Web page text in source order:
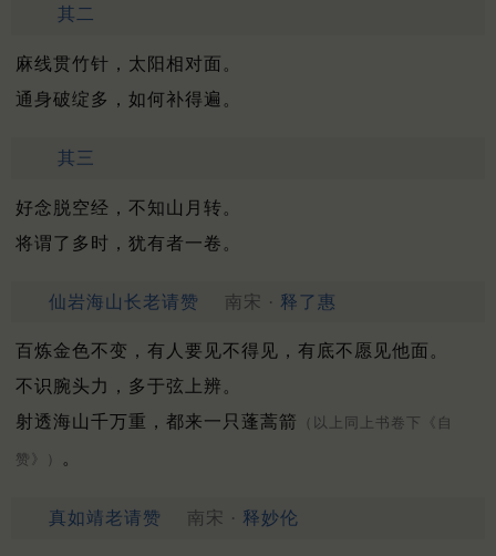
其二
麻线贯竹针，太阳相对面。
通身破绽多，如何补得遍。
其三
好念脱空经，不知山月转。
将谓了多时，犹有者一卷。
仙岩海山长老请赞 南宋 · 释了惠
百炼金色不变，有人要见不得见，有底不愿见他面。
不识腕头力，多于弦上辨。
射透海山千万重，都来一只蓬蒿箭
（以上同上书卷下《自
赞》） 。
真如靖老请赞 南宋 · 释妙伦